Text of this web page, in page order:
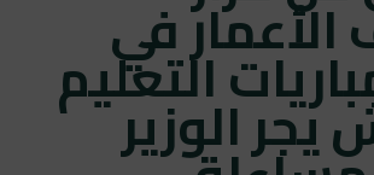
في
التعليم
يجر الوزير